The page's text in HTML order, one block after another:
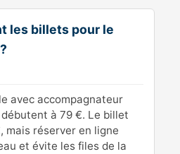
les billets pour le
avec accompagnateur
à 79 €. Le billet
mais réserver en ligne
et évite les files de la